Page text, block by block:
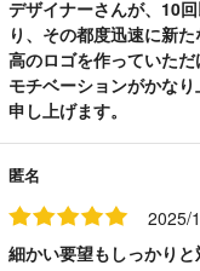
デザイナーさんが、10
り、その都度迅速に新
高のロゴを作っていた
モチベーションがかな
申し上げます。
匿名
2025/
細かい要望もしっかり